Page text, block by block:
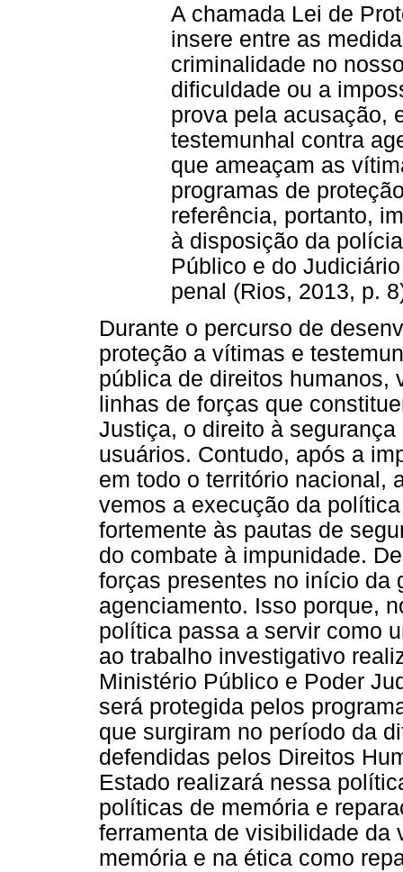
A chamada Lei de
insere entre as
criminalidade no
dificuldade ou a
prova pela acusação,
testemunhal contra
que ameaçam as
programas de
referência, portanto,
à disposição da
Público e do
penal (Rios, 2013, p.
Durante o percurso de
proteção a vítimas e
pública de direitos humanos,
linhas de forças que
Justiça, o direito à
usuários. Contudo, após a
em todo o território nacional,
vemos a execução da
fortemente às pautas de
do combate à impunidade.
forças presentes no início da
agenciamento. Isso porque,
política passa a servir como
ao trabalho investigativo
Ministério Público e Poder
será protegida pelos
que surgiram no período da
defendidas pelos Direitos
Estado realizará nessa
políticas de memória e
ferramenta de visibilidade da
memória e na ética como